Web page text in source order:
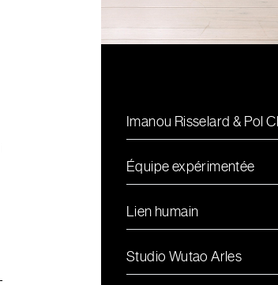
Imanou Risselard & Pol
Équipe expérimentée
Lien humain
Studio Wutao Arles